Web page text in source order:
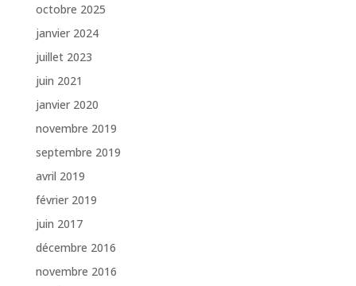
octobre 2025
janvier 2024
juillet 2023
juin 2021
janvier 2020
novembre 2019
septembre 2019
avril 2019
février 2019
juin 2017
décembre 2016
novembre 2016